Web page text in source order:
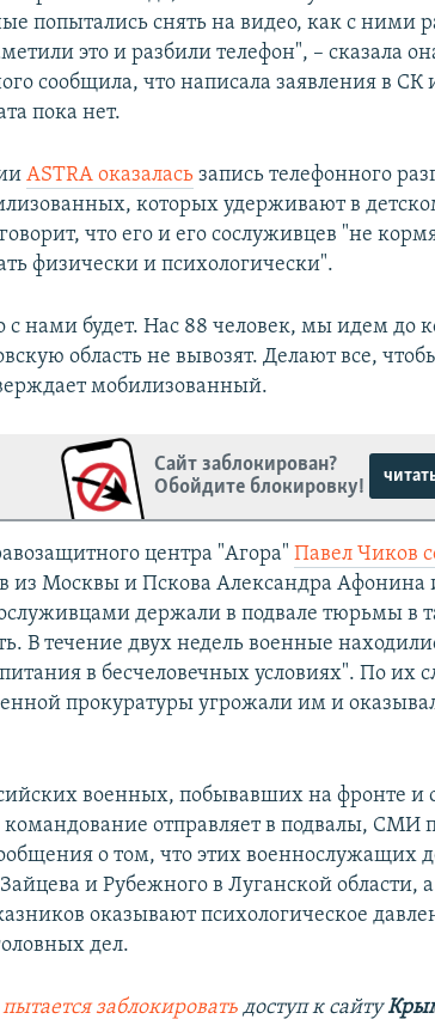
попытались снять на видео, как с ними
это и разбили телефон", – сказала
сообщила, что написала заявления в СК
пока нет.
ASTRA оказалась запись телефонного
которых удерживают в
что его и его сослуживцев "не
физически и психологически".
с нами будет. Нас 88 человек, мы идем до
область не вывозят. Делают все,
мобилизованный.
Сайт заблокирован?
Обойдите блокировку!
центра "Агора"Павел Чиков
из Москвы и Пскова Александра Афонина
держали в подвале тюрьмы в
В течение двух недель военные
в бесчеловечных условиях". По их
прокуратуры угрожали им и
военных, побывавших на фронте и
командование отправляет в подвалы, СМИ
о том, что этих военнослужащих
и Рубежного в Луганской области,
оказывают психологическое
дел.
заблокировать доступ к сайту